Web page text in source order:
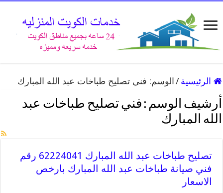
الرئيسية / الوسم: فني تصليح طباخات عبد الله المبارك
أرشيف الوسم : فني تصليح طباخات عبد
الله المبارك
تصليح طباخات عبد الله المبارك 62224041 رقم
فني صيانة طباخات عبد الله المبارك بارخص
الاسعار